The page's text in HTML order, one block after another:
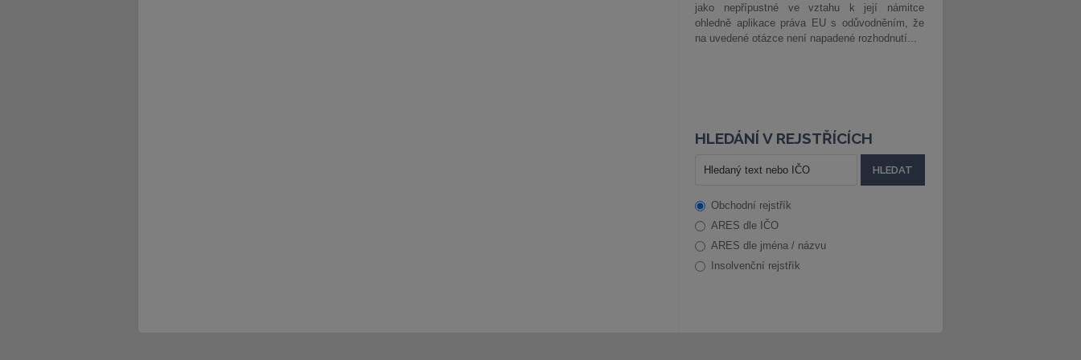
jako nepřípustné ve vztahu k její námitce
ohledně aplikace práva EU s odůvodněním, že
na uvedené otázce není napadené rozhodnutí...
HLEDÁNÍ V REJSTŘÍCÍCH
Obchodní rejstřík
ARES dle IČO
ARES dle jména / názvu
Insolvenční rejstřík